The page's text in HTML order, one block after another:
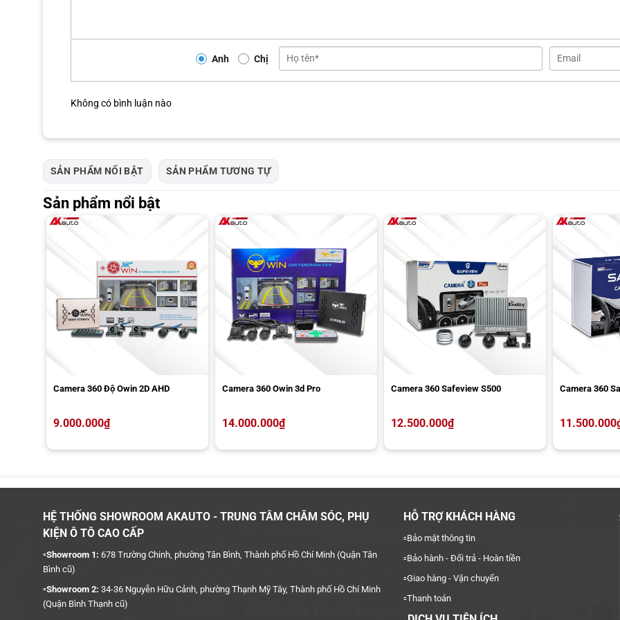
SẢN PHẨM NỔI BẬT SẢN PHẨM TƯƠNG TỰ
Sản phẩm nổi bật
Camera 360 Độ Owin 2D AHD
9.000.000₫
Camera 360 Owin 3d Pro
14.000.000₫
Camera 360 Safeview S500
12.500.000₫
Camera 360
11.500.000
sản xuất từ năm 2010, Owin không ngừng cải tiến chất lượng hình ảnh và tích hợp thêm nhiều tính năng thông minh nhằm đáp
ứng tốt hơn nhu cầu của người dùng. Ưu điểm nổi bật
Chất lượng hình ảnh cao: Cảm biến Sony cho hình ảnh rõ nét trong mọi điều kiện ánh sáng.
Lưu trữ mạnh mẽ: Hỗ trợ ổ cứng ngoài lên tới 2TB, tiện lợi trong việc lưu trữ video dài ngày.
Hỗ trợ ngôn ngữ tiếng Việt: Giao diện thân thiện, dễ thao tác.
Những điểm còn hạn chế
Anh Chị
Không có bình luận nào
HỆ THỐNG SHOWROOM AKAUTO - TRUNG TÂM CHĂM SÓC, PHỤ
KIỆN Ô TÔ CAO CẤP
▫️Showroom 1: 678 Trường Chinh, phường Tân Bình, Thành phố Hồ Chí Minh (Quận Tân
Bình cũ)
▫️Showroom 2: 34-36 Nguyễn Hữu Cảnh, phường Thạnh Mỹ Tây, Thành phố Hồ Chí Minh
(Quận Bình Thạnh cũ)
HỖ TRỢ KHÁCH HÀNG
▫️Bảo mật thông tin
▫️Bảo hành - Đổi trả - Hoàn tiền
▫️Giao hàng - Vận chuyển
▫️Thanh toán